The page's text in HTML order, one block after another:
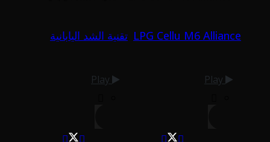
LPG Cellu M6 Alliance تقنية الشد اليابانية